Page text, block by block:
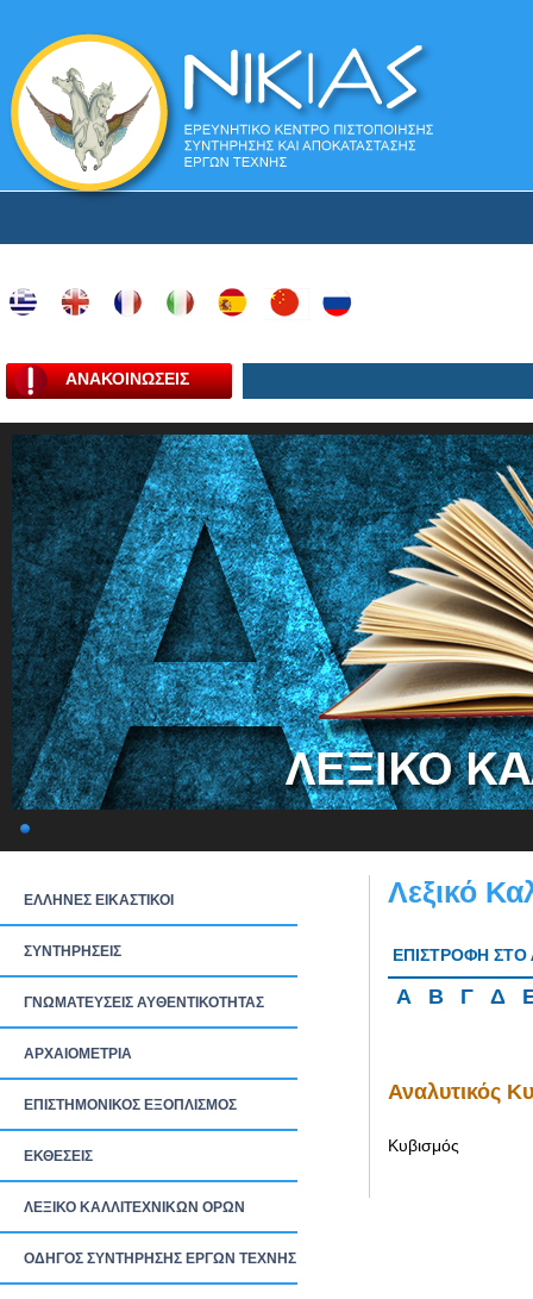
ΑΝΑΚΟΙΝΩΣΕΙΣ
ΕΛΛΗΝΕΣ ΕΙΚΑΣΤΙΚΟΙ
ΣΥΝΤΗΡΗΣΕΙΣ
ΓΝΩΜΑΤΕΥΣΕΙΣ ΑΥΘΕΝΤΙΚΟΤΗΤΑΣ
ΑΡΧΑΙΟΜΕΤΡΙΑ
ΕΠΙΣΤΗΜΟΝΙΚΟΣ ΕΞΟΠΛΙΣΜΟΣ
ΕΚΘΕΣΕΙΣ
ΛΕΞΙΚΟ ΚΑΛΛΙΤΕΧΝΙΚΩΝ ΟΡΩΝ
ΟΔΗΓΟΣ ΣΥΝΤΗΡΗΣΗΣ ΕΡΓΩΝ ΤΕΧΝΗΣ
Λεξικό
ΕΠΙΣΤΡΟΦΗ ΣΤΟ
Α Β Γ Δ
Αναλυτικός
Κυβισμός